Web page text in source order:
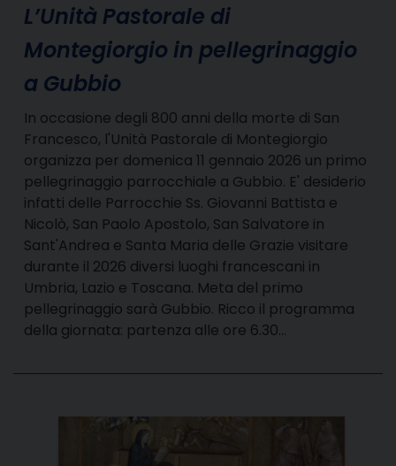
L’Unità Pastorale di
Montegiorgio in pellegrinaggio
a Gubbio
In occasione degli 800 anni della morte di San
Francesco, l'Unità Pastorale di Montegiorgio
organizza per domenica 11 gennaio 2026 un primo
pellegrinaggio parrocchiale a Gubbio. E' desiderio
infatti delle Parrocchie Ss. Giovanni Battista e
Nicolò, San Paolo Apostolo, San Salvatore in
Sant'Andrea e Santa Maria delle Grazie visitare
durante il 2026 diversi luoghi francescani in
Umbria, Lazio e Toscana. Meta del primo
pellegrinaggio sarà Gubbio. Ricco il programma
della giornata: partenza alle ore 6.30…